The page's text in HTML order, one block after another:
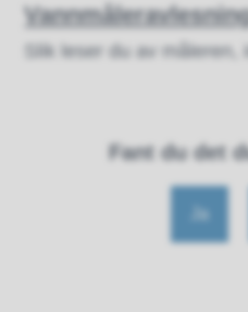
Slik leser du av måleren,
Fant du det
Ja